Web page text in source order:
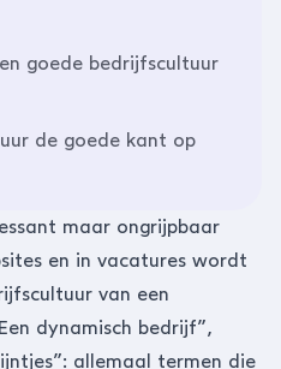
goede bedrijfscultuur
de goede kant op
maar ongrijpbaar
en in vacatures wordt
van een
dynamisch bedrijf”,
allemaal termen die